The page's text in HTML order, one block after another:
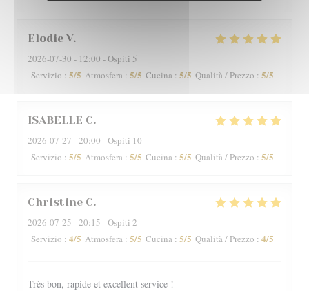
Elodie V
2026-07-30 - 12:00 - Ospiti 5
Servizio : 5/5 Atmosfera : 5/5 Cucina : 5/5 Qualità / Prezzo : 5/5
ISABELLE C
2026-07-27 - 20:00 - Ospiti 10
Servizio : 5/5 Atmosfera : 5/5 Cucina : 5/5 Qualità / Prezzo : 5/5
Christine C
2026-07-25 - 20:15 - Ospiti 2
Servizio : 4/5 Atmosfera : 5/5 Cucina : 5/5 Qualità / Prezzo : 4/5
Très bon, rapide et excellent service !